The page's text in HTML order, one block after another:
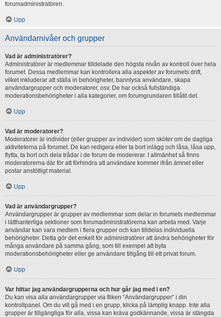
forumadministratören.
Upp
Användarnivåer och grupper
Vad är administratörer?
Administratörer är medlemmar tilldelade den högsta nivån av kontroll över hela
forumet. Dessa medlemmar kan kontrollera alla aspekter av forumets drift,
vilket inkluderar att ställa in behörigheter, bannlysa användare, skapa
användargrupper och moderatorer, osv. De har också fullständiga
moderationsbehörigheter i alla kategorier, om forumgrundaren tillåtit det.
Upp
Vad är moderatorer?
Moderatorer är individer (eller grupper av individer) som sköter om de dagliga
aktiviteterna på forumet. De kan redigera eller ta bort inlägg och låsa, låsa upp,
flytta, ta bort och dela trådar i de forum de modererar. I allmänhet så finns
moderatorerna där för att förhindra att användare kommer ifrån ämnet eller
postar anstötligt material.
Upp
Vad är användargrupper?
Användargrupper är grupper av medlemmar som delar in forumets medlemmar
i lätthanterliga sektioner som forumadministratörerna kan arbeta med. Varje
användar kan vara medlem i flera grupper och kan tilldelas individuella
behörigheter. Detta gör det enkelt för administratörer att ändra behörigheter för
många användare på samma gång, som till exempel att byta
moderationsbehörigheter eller ge användare tillgång till ett privat forum.
Upp
Var hittar jag användargrupperna och hur går jag med i en?
Du kan visa alla användargrupper via fliken “Användargrupper” i din
kontrollpanel. Om du vill gå med i en grupp, klicka på lämplig knapp. Inte alla
grupper är tillgängliga för alla, vissa kan kräva godkännande, vissa är stängda